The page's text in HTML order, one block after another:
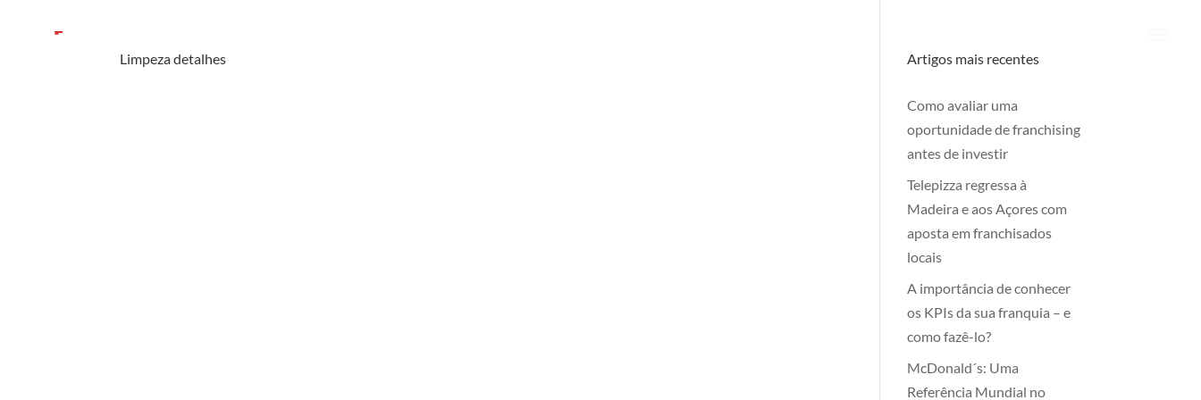
Limpeza detalhes Artigos mais recentes
Como avaliar uma
oportunidade de franchising
antes de investir
Telepizza regressa à
Madeira e aos Açores com
aposta em franchisados
locais
A importância de conhecer
os KPIs da sua franquia – e
como fazê-lo?
McDonald´s: Uma
Referência Mundial no